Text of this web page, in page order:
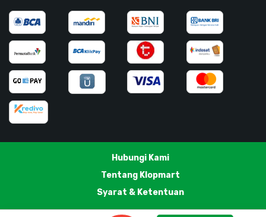
Hubungi Kami
Tentang Klopmart
Syarat & Ketentuan